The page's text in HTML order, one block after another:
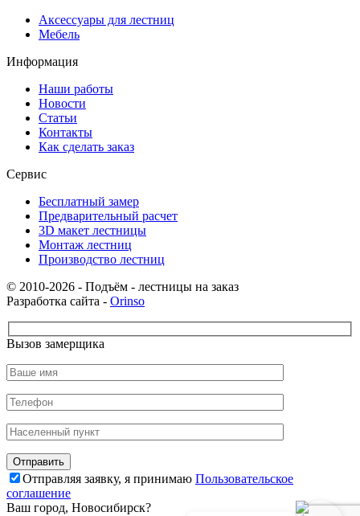
Аксессуары для лестниц
Мебель
Информация
Наши работы
Новости
Статьи
Контакты
Как сделать заказ
Сервис
Бесплатный замер
Предварительный расчет
3D макет лестницы
Монтаж лестниц
Производство лестниц
© 2010-2026 - Подъём - лестницы на заказ
Разработка сайта - Orinso
Вызов замерщика
Отправляя заявку, я принимаю Пользовательское
соглашение
Ваш город, Новосибирск?